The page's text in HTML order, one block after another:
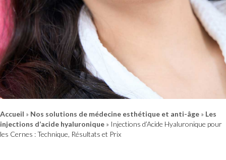
Accueil » Nos solutions de médecine esthétique et anti-âge » Les
injections d’acide hyaluronique » Injections d’Acide Hyaluronique pour
les Cernes : Technique, Résultats et Prix